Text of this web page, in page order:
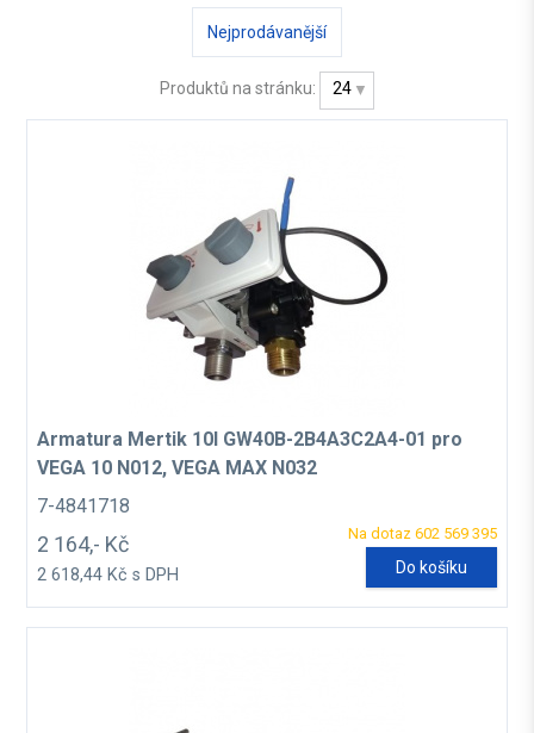
Nejprodávanější
Produktů na stránku: 24
Armatura Mertik 10l GW40B-2B4A3C2A4-01 pro
VEGA 10 N012, VEGA MAX N032
7-4841718
Na dotaz 602 569 395
2 164,- Kč
2 618,44 Kč s DPH Do košíku